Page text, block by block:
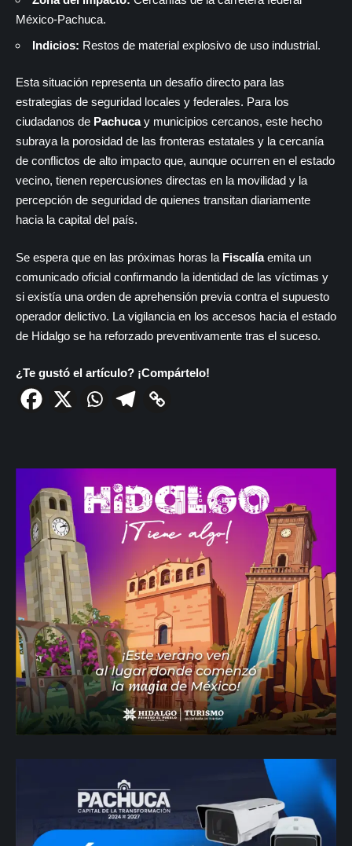
México-Pachuca.
Indicios: Restos de material explosivo de uso industrial.
Esta situación representa un desafío directo para las
estrategias de seguridad locales y federales. Para los
ciudadanos de Pachucay municipios cercanos, este hecho
subraya la porosidad de las fronteras estatales y la cercanía
de conflictos de alto impacto que, aunque ocurren en el estado
vecino, tienen repercusiones directas en la movilidad y la
percepción de seguridad de quienes transitan diariamente
hacia la capital del país.
Se espera que en las próximas horas la Fiscalíaemita un
comunicado oficial confirmando la identidad de las víctimas y
si existía una orden de aprehensión previa contra el supuesto
operador delictivo. La vigilancia en los accesos hacia el estado
de Hidalgo se ha reforzado preventivamente tras el suceso.
¿Te gustó el artículo? ¡Compártelo!